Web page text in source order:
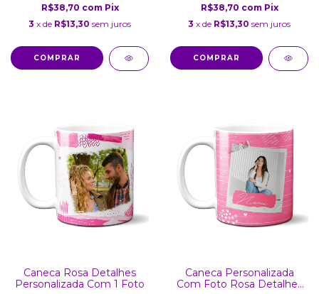
R$38,70 com Pix
3 x de R$13,30 sem juros
COMPRAR
R$38,70 com Pix
3 x de R$13,30 sem juros
COMPRAR
Caneca Rosa Detalhes
Personalizada Com 1 Foto
Caneca Personalizada
Com Foto Rosa Detalhes